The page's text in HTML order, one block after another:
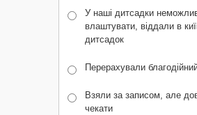
У наші дитсадки
влаштувати, віддали в
дитсадок
Перерахували
Взяли за записом, але
чекати